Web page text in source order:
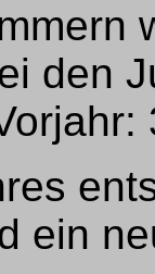
den
ein